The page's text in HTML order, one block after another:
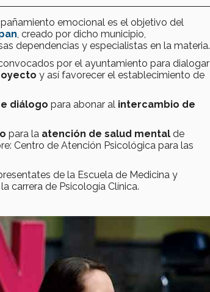
emocional es el objetivo del
, creado por dicho municipio,
dependencias y especialistas en la materia.
por el ayuntamiento para dialogar
y así favorecer el establecimiento de
diálogo para abonar al intercambio de
para la atención de salud mental de
Centro de Atención Psicológica para las
de la Escuela de Medicina y
la carrera de Psicología Clínica.